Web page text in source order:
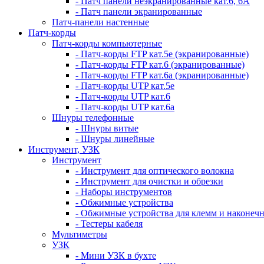
- Патч панели экранированные
Патч-панели настенные
Патч-корды
Патч-корды компьютерные
- Патч-корды FTP кат.5е (экранированные)
- Патч-корды FTP кат.6 (экранированные)
- Патч-корды FTP кат.6а (экранированные)
- Патч-корды UTP кат.5е
- Патч-корды UTP кат.6
- Патч-корды UTP кат.6а
Шнуры телефонные
- Шнуры витые
- Шнуры линейные
Инструмент, УЗК
Инструмент
- Инструмент для оптического волокна
- Инструмент для очистки и обрезки
- Наборы инструментов
- Обжимные устройства
- Обжимные устройства для клемм и
- Тестеры кабеля
Мультиметры
УЗК
- Мини УЗК в бухте